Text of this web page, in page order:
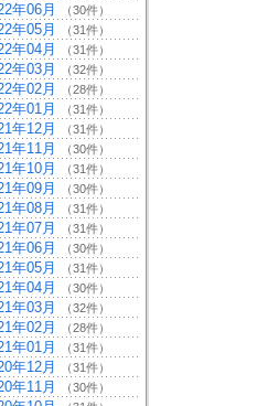
年06月 （30件）
年05月 （31件）
年04月 （31件）
年03月 （32件）
年02月 （28件）
年01月 （31件）
年12月 （31件）
年11月 （30件）
年10月 （31件）
年09月 （30件）
年08月 （31件）
年07月 （31件）
年06月 （30件）
年05月 （31件）
年04月 （30件）
年03月 （32件）
年02月 （28件）
年01月 （31件）
年12月 （31件）
年11月 （30件）